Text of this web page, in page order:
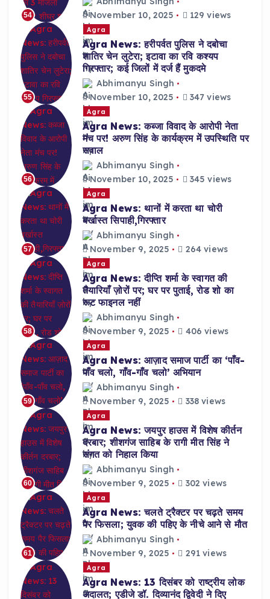
54
November 10, 2025
129 views
55
Agra
Agra News: हरीपर्वत पुलिस ने दबोचा
शातिर चेन लुटेरा; इटावा का रवि कश्यप
गिरफ्तार; कई जिलों में दर्ज हैं मुकदमे
Abhimanyu Singh
November 10, 2025
347 views
56
Agra
Agra News: कब्जा विवाद के आरोपी नेता
मंच पर! अरुण सिंह के कार्यक्रम में उपस्थिति पर
सवाल
Abhimanyu Singh
November 10, 2025
345 views
57
Agra
Agra News: थानों में करता था चोरी
बर्खास्त सिपाही,गिरफ्तार
Abhimanyu Singh
November 9, 2025
264 views
58
Agra
Agra News: दीप्ति शर्मा के स्वागत की
तैयारियाँ ज़ोरों पर; घर पर पुताई, रोड शो का
रूट फाइनल नहीं
Abhimanyu Singh
November 9, 2025
406 views
59
Agra
Agra News: आज़ाद समाज पार्टी का ‘पाँव-
पाँव चलो, गाँव-गाँव चलो’ अभियान
Abhimanyu Singh
November 9, 2025
338 views
60
Agra
Agra News: जयपुर हाउस में विशेष कीर्तन
दरबार; शीशगंज साहिब के रागी मीत सिंह ने
संगत को निहाल किया
Abhimanyu Singh
November 9, 2025
302 views
61
Agra
Agra News: चलते ट्रैक्टर पर चढ़ते समय
पैर फिसला; युवक की पहिए के नीचे आने से मौत
Abhimanyu Singh
November 9, 2025
291 views
Agra
Agra News: 13 दिसंबर को राष्ट्रीय लोक
अदालत; एडीजे डॉ. दिव्यानंद द्विवेदी ने दिए